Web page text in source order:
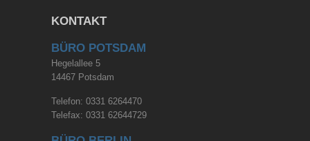
KONTAKT
BÜRO POTSDAM
Hegelallee 5
14467 Potsdam
Telefon: 0331 6264470
Telefax: 0331 62644729